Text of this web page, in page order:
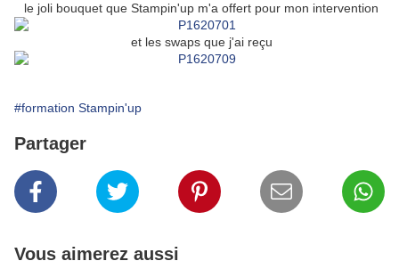
le joli bouquet que Stampin'up m'a offert pour mon intervention
et les swaps que j'ai reçu
#formation Stampin'up
Partager
Vous aimerez aussi